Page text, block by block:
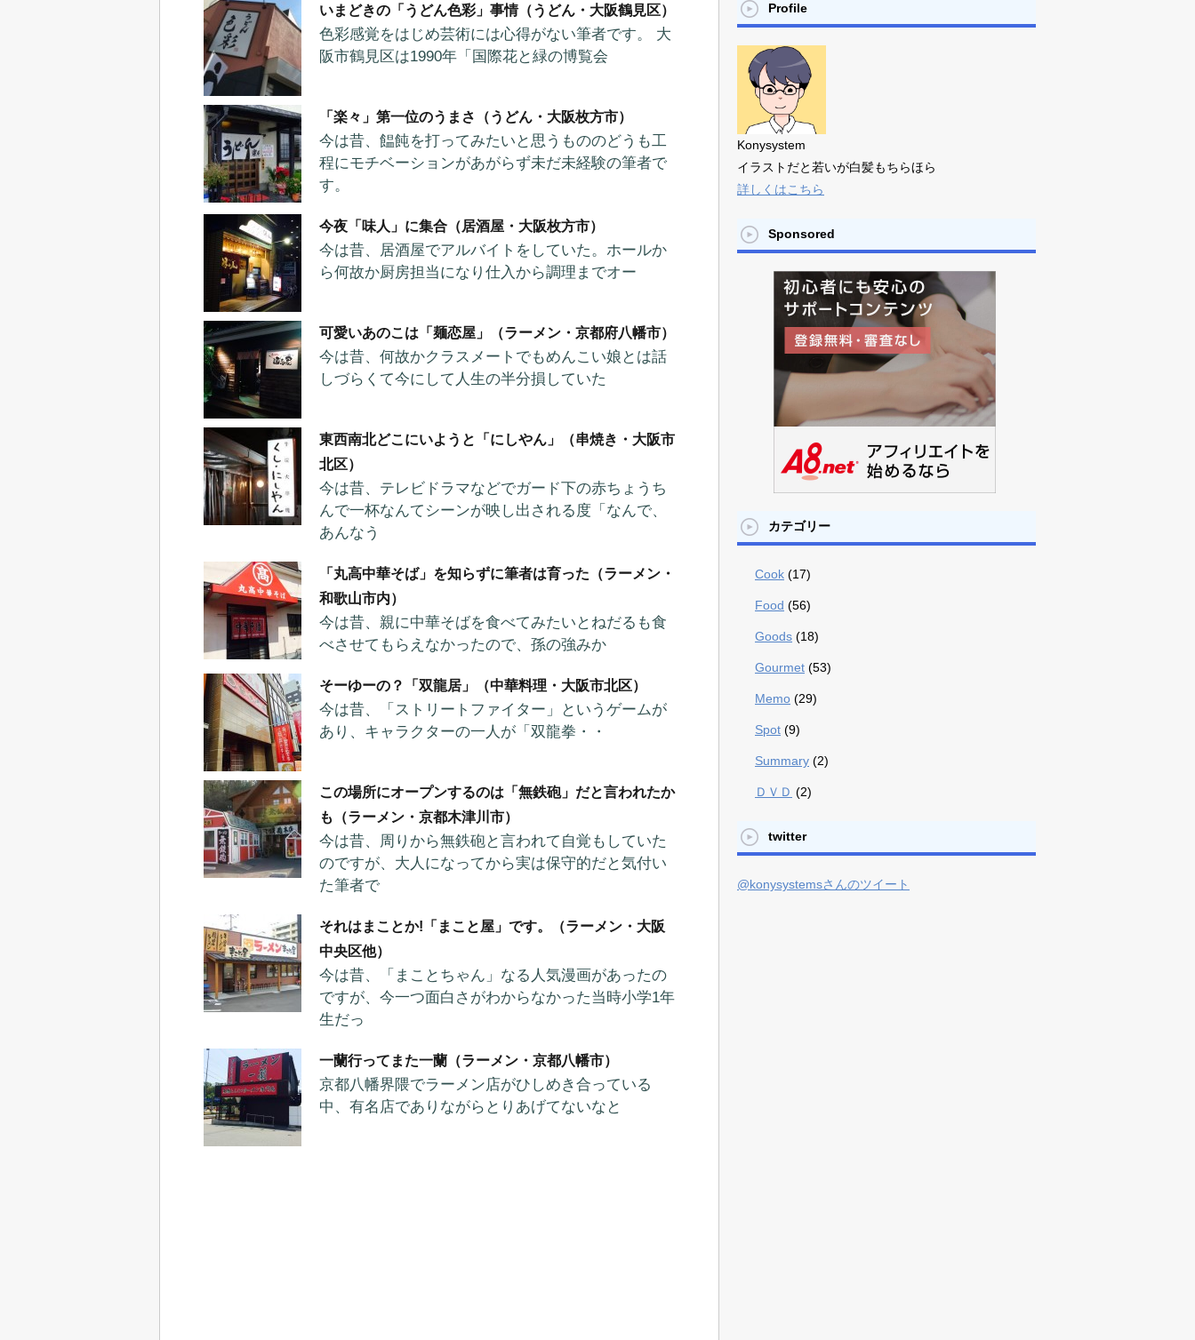
いまどきの「うどん色彩」事情（うどん・大阪鶴見区）
色彩感覚をはじめ芸術には心得がない筆者です。 大
阪市鶴見区は1990年「国際花と緑の博覧会
「楽々」第一位のうまさ（うどん・大阪枚方市）
今は昔、饂飩を打ってみたいと思うもののどうも工
程にモチベーションがあがらず未だ未経験の筆者で
す。
今夜「味人」に集合（居酒屋・大阪枚方市）
今は昔、居酒屋でアルバイトをしていた。ホールか
ら何故か厨房担当になり仕入から調理までオー
可愛いあのこは「麺恋屋」（ラーメン・京都府八幡市）
今は昔、何故かクラスメートでもめんこい娘とは話
しづらくて今にして人生の半分損していた
東西南北どこにいようと「にしやん」（串焼き・大阪市
北区）
今は昔、テレビドラマなどでガード下の赤ちょうち
んで一杯なんてシーンが映し出される度「なんで、
あんなう
「丸高中華そば」を知らずに筆者は育った（ラーメン・
和歌山市内）
今は昔、親に中華そばを食べてみたいとねだるも食
べさせてもらえなかったので、孫の強みか
そーゆーの？「双龍居」（中華料理・大阪市北区）
今は昔、「ストリートファイター」というゲームが
あり、キャラクターの一人が「双龍拳・・
この場所にオープンするのは「無鉄砲」だと言われたか
も（ラーメン・京都木津川市）
今は昔、周りから無鉄砲と言われて自覚もしていた
のですが、大人になってから実は保守的だと気付い
た筆者で
それはまことか!「まこと屋」です。（ラーメン・大阪
中央区他）
今は昔、「まことちゃん」なる人気漫画があったの
ですが、今一つ面白さがわからなかった当時小学1年
生だっ
一蘭行ってまた一蘭（ラーメン・京都八幡市）
京都八幡界隈でラーメン店がひしめき合っている
中、有名店でありながらとりあげてないなと
Profile
Konysystem
イラストだと若いが白髪もちらほら
詳しくはこちら
Sponsored
カテゴリー
Cook (17)
Food (56)
Goods (18)
Gourmet (53)
Memo (29)
Spot (9)
Summary (2)
ＤＶＤ (2)
twitter
@konysystemsさんのツイート